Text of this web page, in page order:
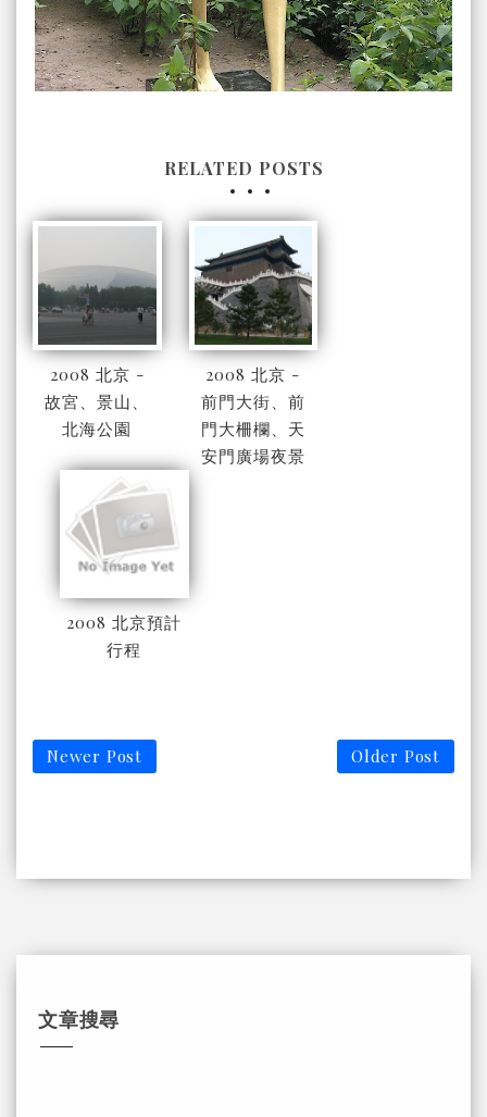
RELATED POSTS
2008 北京 -
故宮、景山、
北海公園
2008 北京 -
前門大街、前
門大柵欄、天
安門廣場夜景
2008 北京預計
行程
Newer Post Older Post
文章搜尋